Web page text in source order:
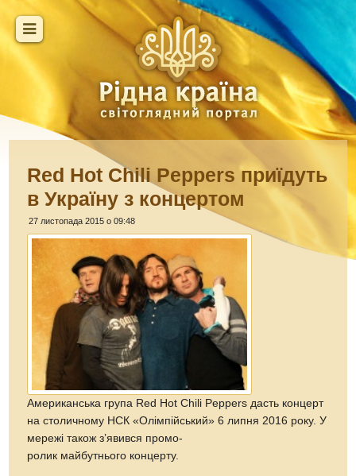
Red Hot Chili Peppers приїдуть
в Україну з концертом
27 листопада 2015 о 09:48
Американська група Red Hot Chili Peppers дасть концерт
на столичному НСК «Олімпійський» 6 липня 2016 року. У
мережі також з’явився промо-
ролик майбутнього концерту.